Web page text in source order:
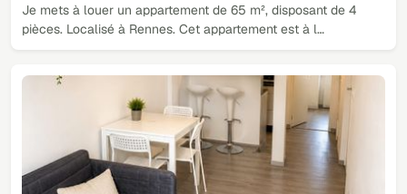
Je mets à louer un appartement de 65 m², disposant de 4
pièces. Localisé à Rennes. Cet appartement est à l…